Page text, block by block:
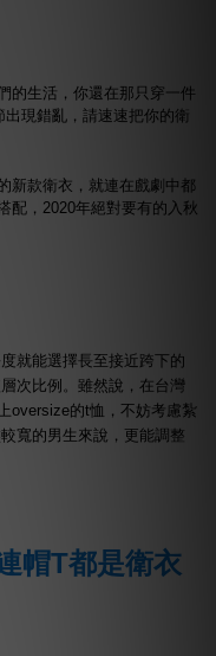
的生活，你還在那只穿一件
現錯亂，請速速把你的衛
新款衛衣，就連在戲劇中都
配，2020年絕對要有的入秋
就能選擇長至接近跨下的
次比例。雖然說，在台灣
oversize的t恤，不妨考慮紮
寬的男生來說，更能調整
帽T都是衛衣